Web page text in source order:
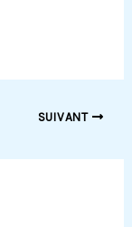
SUIVANT